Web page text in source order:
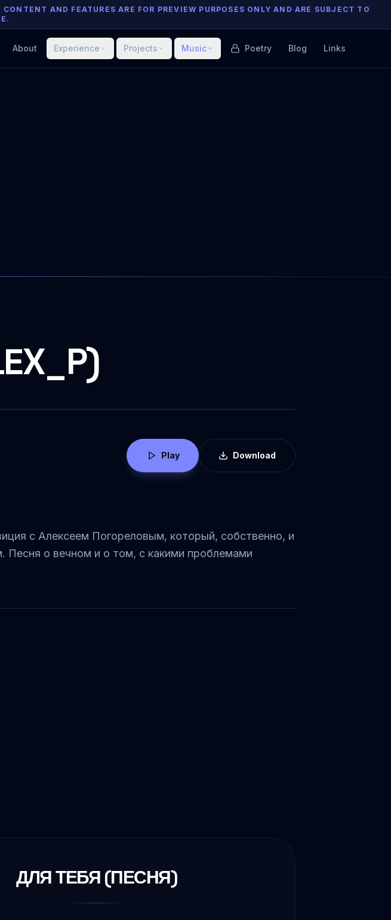
AND FEATURES ARE FOR PREVIEW PURPOSES ONLY AND ARE SUBJECT TO
About Experience Projects Music Poetry Blog Links
Play Download
с Алексеем Погореловым, который, собственно, и
Песня о вечном и о том, с какими проблемами
ДЛЯ ТЕБЯ (ПЕСНЯ)